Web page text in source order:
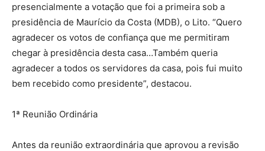
presencialmente a votação que foi a primeira sob a
presidência de Maurício da Costa (MDB), o Lito. “Quero
agradecer os votos de confiança que me permitiram
chegar à presidência desta casa…Também queria
agradecer a todos os servidores da casa, pois fui muito
bem recebido como presidente”, destacou.
1ª Reunião Ordinária
Antes da reunião extraordinária que aprovou a revisão